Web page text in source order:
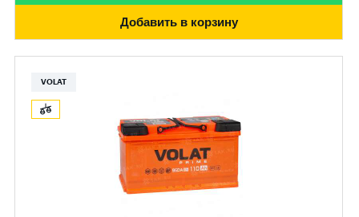
Добавить в корзину
VOLAT